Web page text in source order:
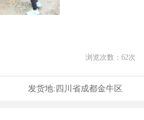
浏览次数： 62次
发货地:四川省成都金牛区